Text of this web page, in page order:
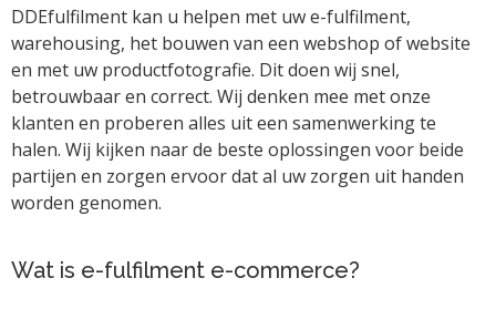
DDEfulfilment kan u helpen met uw e-fulfilment,
warehousing, het bouwen van een webshop of website
en met uw productfotografie. Dit doen wij snel,
betrouwbaar en correct. Wij denken mee met onze
klanten en proberen alles uit een samenwerking te
halen. Wij kijken naar de beste oplossingen voor beide
partijen en zorgen ervoor dat al uw zorgen uit handen
worden genomen.
Wat is e-fulfilment e-commerce?